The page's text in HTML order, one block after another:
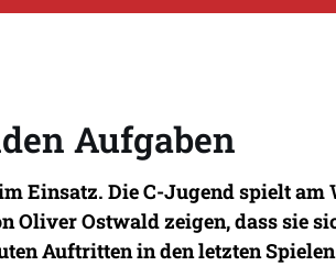
Aufgaben
Einsatz. Die C-Jugend spielt am
Oliver Ostwald zeigen, dass sie
Auftritten in den letzten